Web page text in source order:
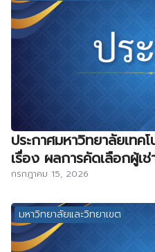
ประกาศมหาวิทยาลัยเทค
เรื่อง ผลการคัดเลือกผู้เ
กรกฎาคม 15, 2026
มหาวิทยาลัยและวิทยาเขต